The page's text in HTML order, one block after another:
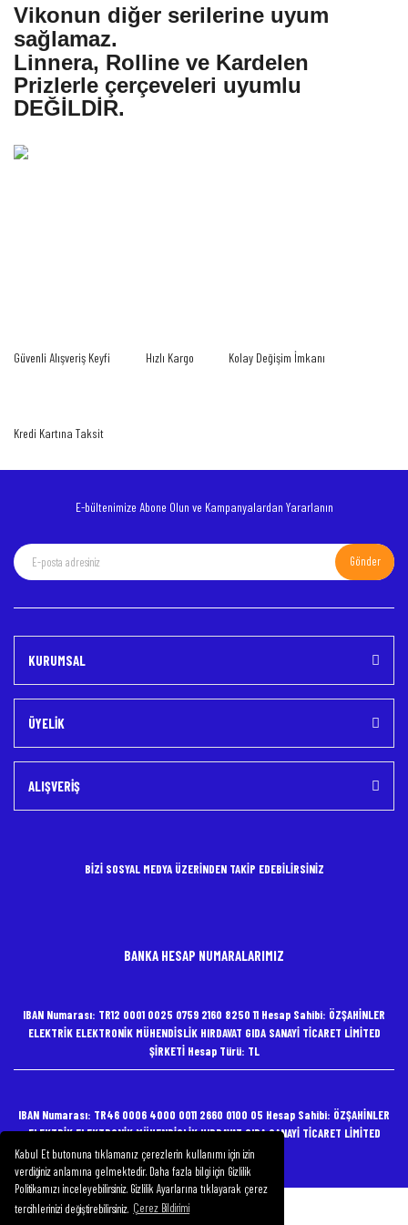
Kabul Et butonuna tıklamanız çerezlerin kullanımı için izin
verdiğiniz anlamına gelmektedir. Daha fazla bilgi için Gizlilik
Politikamızı inceleyebilirsiniz. Gizlilik Ayarlarına tıklayarak çerez
tercihlerinizi değiştirebilirsiniz. Çerez Bildirimi
Vikonun diğer serilerine uyum
sağlamaz.
Linnera, Rolline ve Kardelen
Prizlerle çerçeveleri uyumlu
DEĞİLDİR.
Ürün açıklamasında eksik bilgiler bulunuyor.
Güvenli Alışveriş Keyfi Hızlı Kargo Kolay Değişim İmkanı
Kredi Kartına Taksit
E-bültenimize Abone Olun ve Kampanyalardan Yararlanın
Gönder
KURUMSAL
ÜYELİK
ALIŞVERİŞ
BİZİ SOSYAL MEDYA ÜZERİNDEN TAKİP EDEBİLİRSİNİZ
BANKA HESAP NUMARALARIMIZ
IBAN Numarası: TR12 0001 0025 0759 2160 8250 11 Hesap Sahibi: ÖZŞAHİNLER
ELEKTRİK ELEKTRONİK MÜHENDİSLİK HIRDAVAT GIDA SANAYİ TİCARET LİMİTED
ŞİRKETİ Hesap Türü: TL
IBAN Numarası: TR46 0006 4000 0011 2660 0100 05 Hesap Sahibi: ÖZŞAHİNLER
ELEKTRİK ELEKTRONİK MÜHENDİSLİK HIRDAVAT GIDA SANAYİ TİCARET LİMİTED
ŞİRKETİ Hesap Türü: TL
Copyright 2020 Özşahinler Elektrik